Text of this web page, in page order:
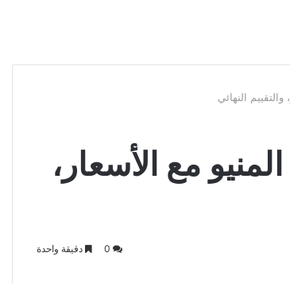
والتقييم النهائي
المنيو مع الأسعار،
دقيقة واحدة